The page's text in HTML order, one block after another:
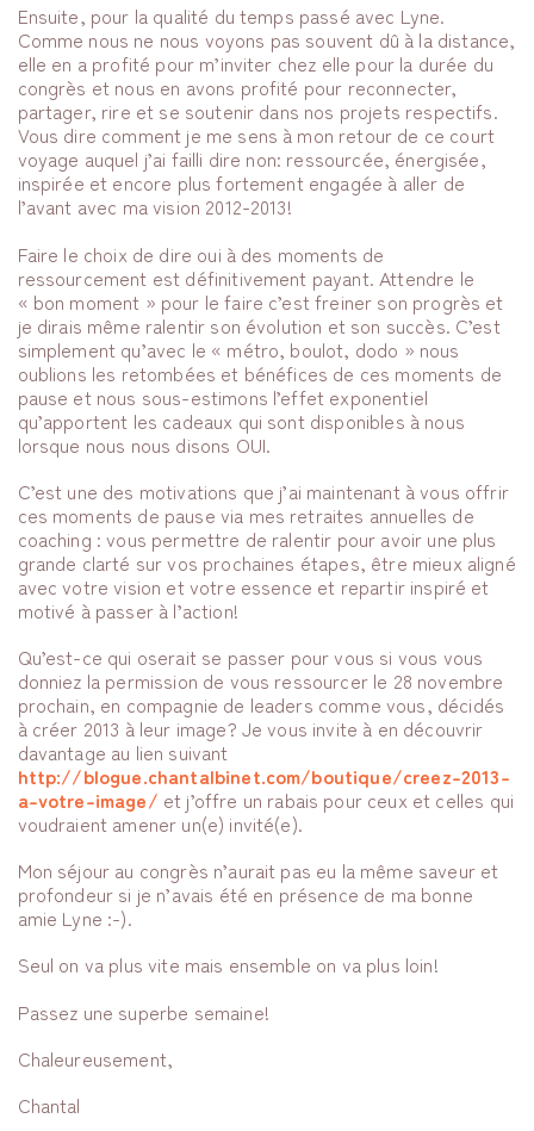
Ensuite, pour la qualité du temps passé avec Lyne.
Comme nous ne nous voyons pas souvent dû à la distance,
elle en a profité pour m’inviter chez elle pour la durée du
congrès et nous en avons profité pour reconnecter,
partager, rire et se soutenir dans nos projets respectifs.
Vous dire comment je me sens à mon retour de ce court
voyage auquel j’ai failli dire non: ressourcée, énergisée,
inspirée et encore plus fortement engagée à aller de
l’avant avec ma vision 2012-2013!
Faire le choix de dire oui à des moments de
ressourcement est définitivement payant. Attendre le
« bon moment » pour le faire c’est freiner son progrès et
je dirais même ralentir son évolution et son succès. C’est
simplement qu’avec le « métro, boulot, dodo » nous
oublions les retombées et bénéfices de ces moments de
pause et nous sous-estimons l’effet exponentiel
qu’apportent les cadeaux qui sont disponibles à nous
lorsque nous nous disons OUI.
C’est une des motivations que j’ai maintenant à vous offrir
ces moments de pause via mes retraites annuelles de
coaching : vous permettre de ralentir pour avoir une plus
grande clarté sur vos prochaines étapes, être mieux aligné
avec votre vision et votre essence et repartir inspiré et
motivé à passer à l’action!
Qu’est-ce qui oserait se passer pour vous si vous vous
donniez la permission de vous ressourcer le 28 novembre
prochain, en compagnie de leaders comme vous, décidés
à créer 2013 à leur image? Je vous invite à en découvrir
davantage au lien suivant
http://blogue.chantalbinet.com/boutique/creez-2013-
a-votre-image/ et j’offre un rabais pour ceux et celles qui
voudraient amener un(e) invité(e).
Mon séjour au congrès n’aurait pas eu la même saveur et
profondeur si je n’avais été en présence de ma bonne
amie Lyne :-).
Seul on va plus vite mais ensemble on va plus loin!
Passez une superbe semaine!
Chaleureusement,
Chantal